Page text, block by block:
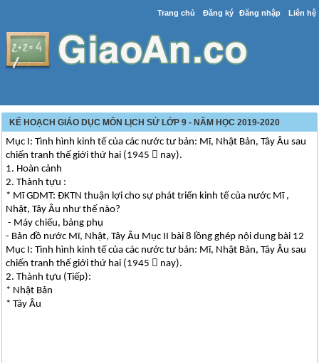
Trang chủ Đăng ký Đăng nhập Liên hệ
KẾ HOẠCH GIÁO DỤC MÔN LỊCH SỬ LỚP 9 - NĂM HỌC 2019-2020
Mục I: Tình hình kinh tế của các nước tư bản: Mĩ, Nhật Bản, Tây Âu sau
chiến tranh thế giới thứ hai (1945  nay).
1. Hoàn cảnh
2. Thành tựu :
* Mĩ GDMT: ĐKTN thuận lợi cho sự phát triển kinh tế của nước Mĩ ,
Nhật, Tây Âu như thế nào?
- Máy chiếu, bảng phụ
- Bản đồ nước Mĩ, Nhật, Tây Âu Mục II bài 8 lồng ghép nội dung bài 12
Mục I: Tình hình kinh tế của các nước tư bản: Mĩ, Nhật Bản, Tây Âu sau
chiến tranh thế giới thứ hai (1945  nay).
2. Thành tựu (Tiếp):
* Nhật Bản
* Tây Âu